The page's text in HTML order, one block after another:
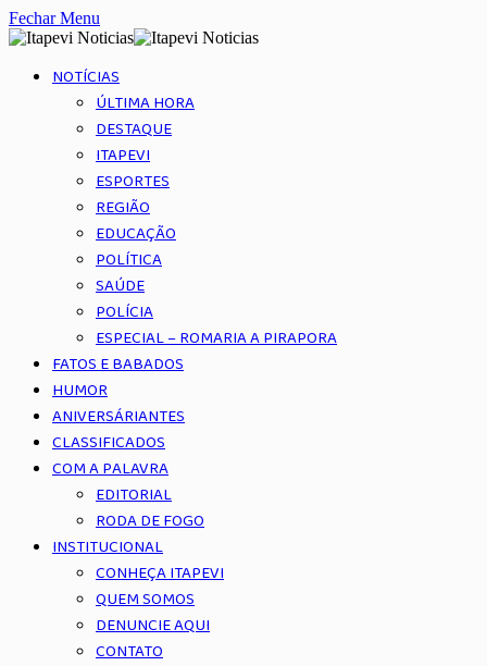
Fechar Menu
NOTÍCIAS
ÚLTIMA HORA
DESTAQUE
ITAPEVI
ESPORTES
REGIÃO
EDUCAÇÃO
POLÍTICA
SAÚDE
POLÍCIA
ESPECIAL – ROMARIA A PIRAPORA
FATOS E BABADOS
HUMOR
ANIVERSÁRIANTES
CLASSIFICADOS
COM A PALAVRA
EDITORIAL
RODA DE FOGO
INSTITUCIONAL
CONHEÇA ITAPEVI
QUEM SOMOS
DENUNCIE AQUI
CONTATO